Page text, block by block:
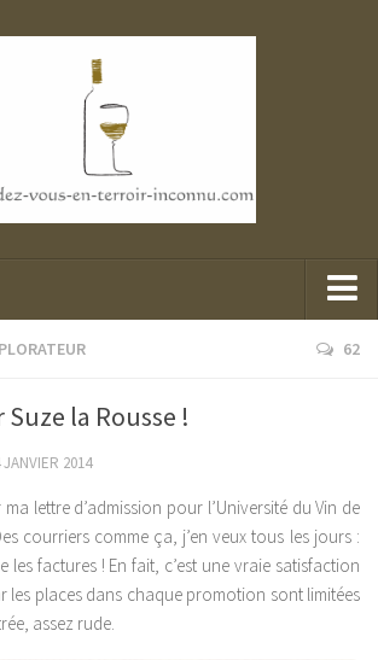
62
Suze la Rousse !
JANVIER 2014
lettre d’admission pour l’Université du Vin de
courriers comme ça, j’en veux tous les jours :
les factures ! En fait, c’est une vraie satisfaction
les places dans chaque promotion sont limitées
assez rude.